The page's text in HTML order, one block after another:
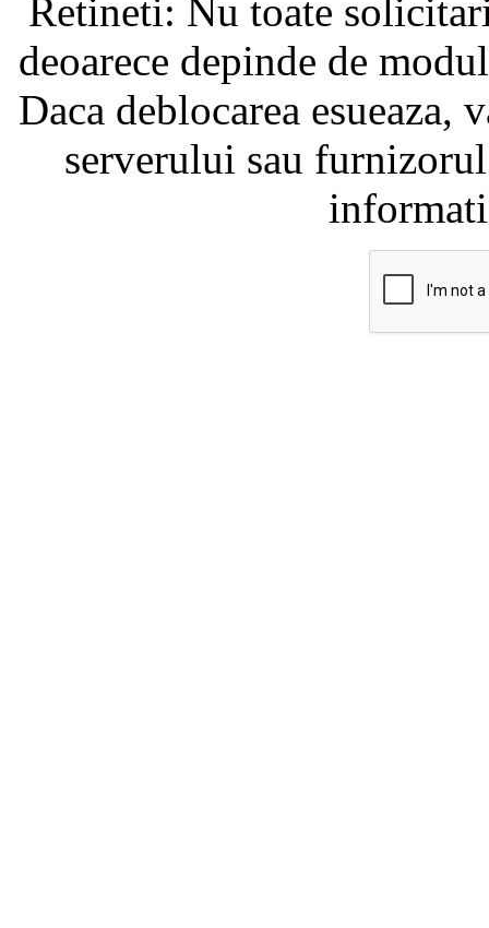
Retineti: Nu toate
deoarece depinde de
Daca deblocarea
serverului sau